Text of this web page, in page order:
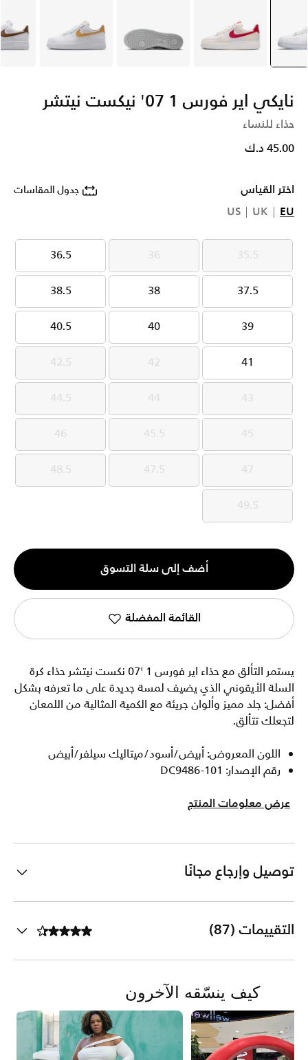
selected
أبيض أبيض أبيض أبيض
نايكي اير فورس 1 07' نيكست نيتشر
حذاء للنساء
45.00 د.ك
اختر القياس جدول المقاسات
EU
UK
US
35.5
35.5
36
36
36.5
36.5
37.5
37.5
38
38
38.5
38.5
39
39
40
40
40.5
40.5
41
41
42
42
42.5
42.5
43
43
44
44
44.5
44.5
45
45
45.5
45.5
46
46
47
47
47.5
47.5
48.5
48.5
49.5
49.5
الكمية
1
أضف إلى سلة التسوق
القائمة المفضلة
يستمر التألق مع حذاء اير فورس 1 '07 نكست نيتشر حذاء كرة
السلة الأيقوني الذي يضيف لمسة جديدة على ما تعرفه بشكل
أفضل: جلد مميز وألوان جريئة مع الكمية المثالية من اللمعان
لتجعلك تتألق.
اللون المعروض: أبيض/أسود/ميتاليك سيلفر/أبيض
رقم الإصدار: DC9486-101
عرض معلومات المنتج
توصيل وإرجاع مجانًا
التقييمات (87)